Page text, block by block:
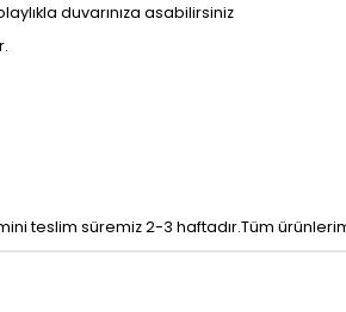
duvarınıza asabilirsiniz
teslim süremiz 2-3 haftadır.Tüm